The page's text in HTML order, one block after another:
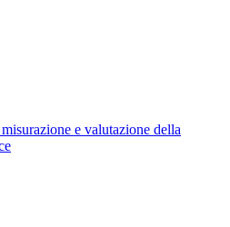
e valutazione della